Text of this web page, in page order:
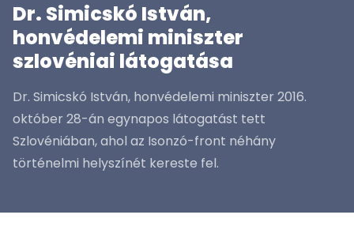
Dr. Simicskó István,
honvédelemi miniszter
szlovéniai látogatása
Dr. Simicskó István, honvédelemi miniszter 2016.
október 28-án egynapos látogatást tett
Szlovéniában, ahol az Isonzó-front néhány
történelmi helyszínét kereste fel.